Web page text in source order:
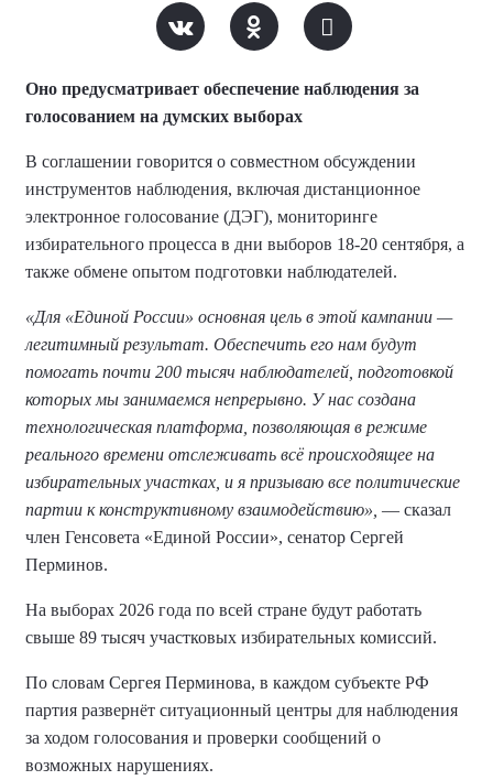
Оно предусматривает обеспечение наблюдения за
голосованием на думских выборах
В соглашении говорится о совместном обсуждении
инструментов наблюдения, включая дистанционное
электронное голосование (ДЭГ), мониторинге
избирательного процесса в дни выборов 18-20 сентября, а
также обмене опытом подготовки наблюдателей.
«Для «Единой России» основная цель в этой кампании —
легитимный результат. Обеспечить его нам будут
помогать почти 200 тысяч наблюдателей, подготовкой
которых мы занимаемся непрерывно. У нас создана
технологическая платформа, позволяющая в режиме
реального времени отслеживать всё происходящее на
избирательных участках, и я призываю все политические
партии к конструктивному взаимодействию», — сказал
член Генсовета «Единой России», сенатор Сергей
Перминов.
На выборах 2026 года по всей стране будут работать
свыше 89 тысяч участковых избирательных комиссий.
По словам Сергея Перминова, в каждом субъекте РФ
партия развернёт ситуационный центры для наблюдения
за ходом голосования и проверки сообщений о
возможных нарушениях.